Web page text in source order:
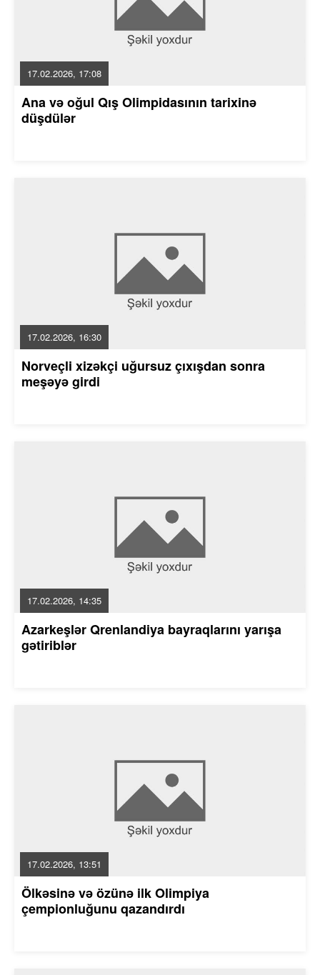
17.02.2026, 17:08
Ana və oğul Qış Olimpidasının tarixinə
düşdülər
17.02.2026, 16:30
Norveçli xizəkçi uğursuz çıxışdan sonra
meşəyə girdi
17.02.2026, 14:35
Azarkeşlər Qrenlandiya bayraqlarını yarışa
gətiriblər
17.02.2026, 13:51
Ölkəsinə və özünə ilk Olimpiya
çempionluğunu qazandırdı